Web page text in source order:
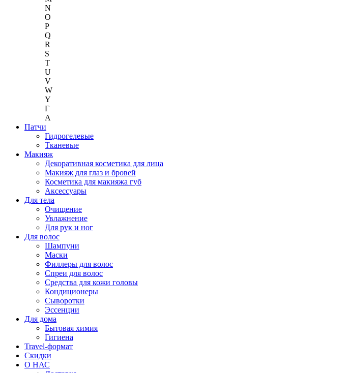
N
O
P
Q
R
S
T
U
V
W
Y
Г
A
Патчи
Гидрогелевые
Тканевые
Макияж
Декоративная косметика для лица
Макияж для глаз и бровей
Косметика для макияжа губ
Аксессуары
Для тела
Очищение
Увлажнение
Для рук и ног
Для волос
Шампуни
Маски
Филлеры для волос
Спреи для волос
Средства для кожи головы
Кондиционеры
Сыворотки
Эссенции
Для дома
Бытовая химия
Гигиена
Travel-формат
Скидки
О НАС